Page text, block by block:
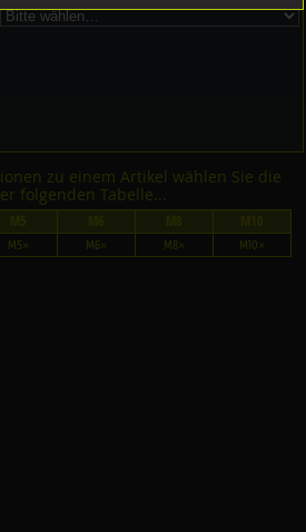
zu einem Artikel wählen Sie die
folgenden Tabelle...
M5× M6× M8× M10×